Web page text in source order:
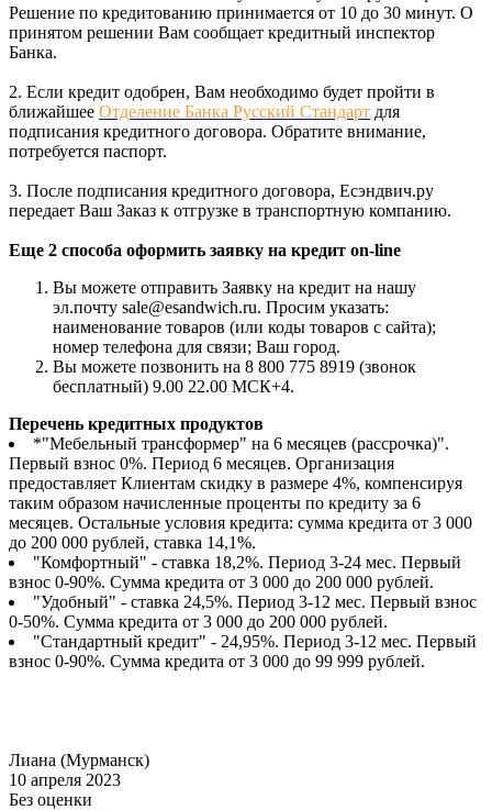
Решение по кредитованию принимается от 10 до 30 минут. О
принятом решении Вам сообщает кредитный инспектор
Банка.
2. Если кредит одобрен, Вам необходимо будет пройти в
ближайшее Отделение Банка Русский Стандарт для
подписания кредитного договора. Обратите внимание,
потребуется паспорт.
3. После подписания кредитного договора, Есэндвич.ру
передает Ваш Заказ к отгрузке в транспортную компанию.
Еще 2 способа оформить заявку на кредит on-line
Вы можете отправить Заявку на кредит на нашу
эл.почту sale@esandwich.ru. Просим указать:
наименование товаров (или коды товаров с сайта);
номер телефона для связи; Ваш город.
Вы можете позвонить на 8 800 775 8919 (звонок
бесплатный) 9.00 22.00 МСК+4.
Перечень кредитных продуктов
*"Мебельный трансформер" на 6 месяцев (рассрочка)".
Первый взнос 0%. Период 6 месяцев. Организация
предоставляет Клиентам скидку в размере 4%, компенсируя
таким образом начисленные проценты по кредиту за 6
месяцев. Остальные условия кредита: сумма кредита от 3 000
до 200 000 рублей, ставка 14,1%.
"Комфортный" - ставка 18,2%. Период 3-24 мес. Первый
взнос 0-90%. Сумма кредита от 3 000 до 200 000 рублей.
"Удобный" - ставка 24,5%. Период 3-12 мес. Первый взнос
0-50%. Сумма кредита от 3 000 до 200 000 рублей.
"Стандартный кредит" - 24,95%. Период 3-12 мес. Первый
взнос 0-90%. Сумма кредита от 3 000 до 99 999 рублей.
Лиана (Мурманск)
10 апреля 2023
Без оценки